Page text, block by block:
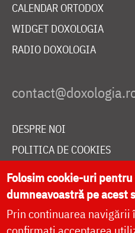
CALENDAR ORTODOX
WIDGET DOXOLOGIA
RADIO DOXOLOGIA
DESPRE NOI
POLITICA DE COOKIES
DONEAZĂ ONLINE PENTRU
LIVE
Folosim cookie-uri
dumneavoastră pe acest
Prin continuarea navigării